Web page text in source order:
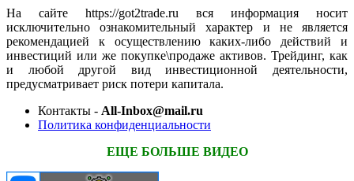
На сайте https://got2trade.ru вся информация носит
исключительно ознакомительный характер и не является
рекомендацией к осуществлению каких-либо действий и
инвестиций или же покупке\продаже активов. Трейдинг, как
и любой другой вид инвестиционной деятельности,
предусматривает риск потери капитала.
Контакты - All-Inbox@mail.ru
Политика конфиденциальности
ЕЩЕ БОЛЬШЕ ВИДЕО